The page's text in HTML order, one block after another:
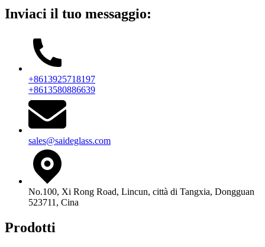
Inviaci il tuo messaggio:
+8613925718197
+8613580886639
sales@saideglass.com
No.100, Xi Rong Road, Lincun, città di Tangxia, Dongguan
523711, Cina
Prodotti